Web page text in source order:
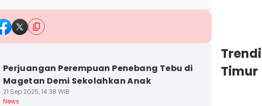
Perjuangan Perempuan Penebang Tebu di
Magetan Demi Sekolahkan Anak
21 Sep 2025, 14:38 WIB
News
Timur